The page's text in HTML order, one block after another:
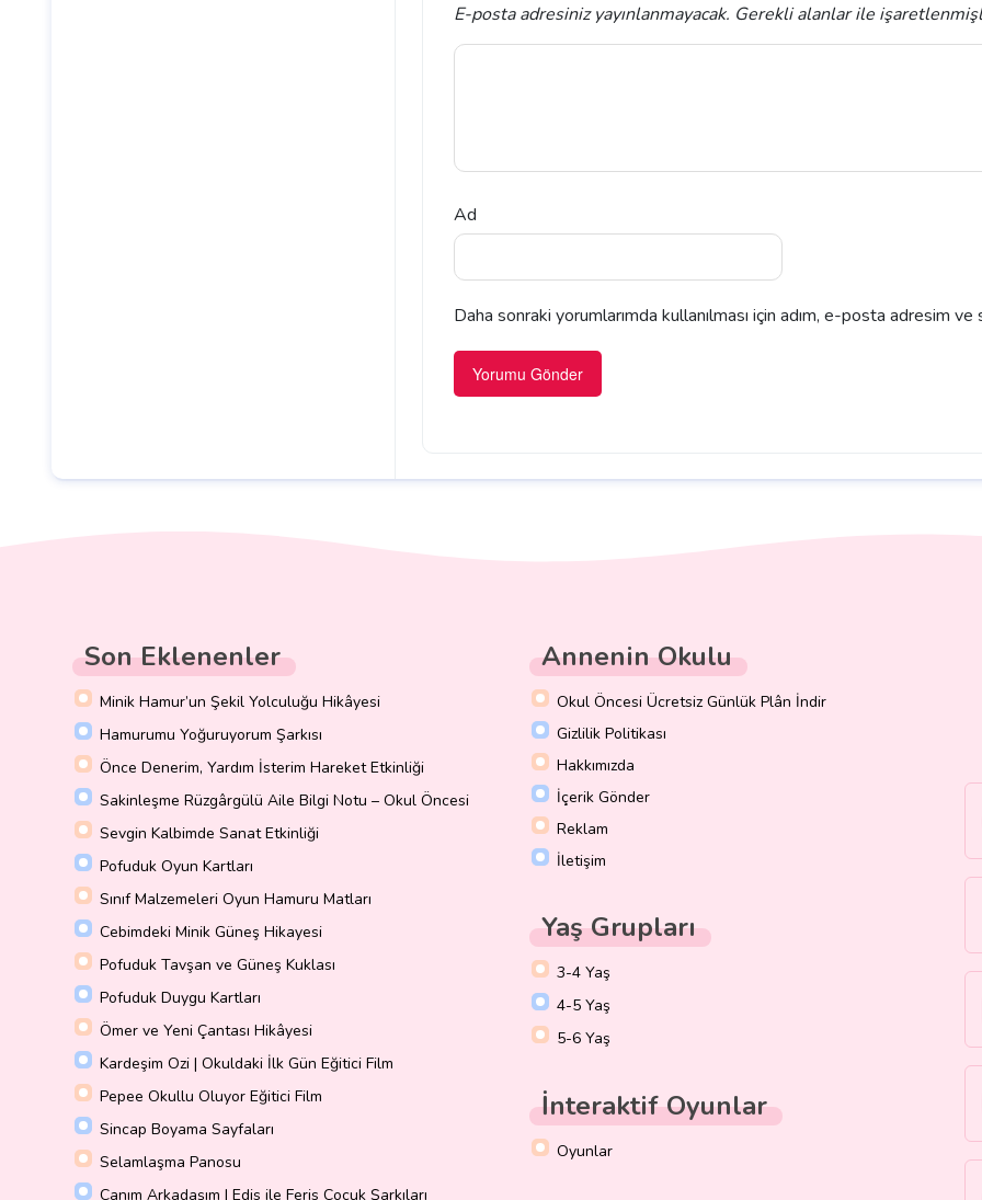
E-posta adresiniz yayınlanmayacak. Gerekli alanlarile
Ad
Daha sonraki yorumlarımda kullanılması için adım, e-posta adresim
Son Eklenenler
Minik Hamur’un Şekil Yolculuğu Hikâyesi
Hamurumu Yoğuruyorum Şarkısı
Önce Denerim, Yardım İsterim Hareket Etkinliği
Sakinleşme Rüzgârgülü Aile Bilgi Notu – Okul Öncesi
Sevgin Kalbimde Sanat Etkinliği
Pofuduk Oyun Kartları
Sınıf Malzemeleri Oyun Hamuru Matları
Cebimdeki Minik Güneş Hikayesi
Pofuduk Tavşan ve Güneş Kuklası
Pofuduk Duygu Kartları
Ömer ve Yeni Çantası Hikâyesi
Kardeşim Ozi | Okuldaki İlk Gün Eğitici Film
Pepee Okullu Oluyor Eğitici Film
Sincap Boyama Sayfaları
Selamlaşma Panosu
Canım Arkadaşım | Edis ile Feris Çocuk Şarkıları
Annenin Okulu
Okul Öncesi Ücretsiz Günlük Plân İndir
Gizlilik Politikası
Hakkımızda
İçerik Gönder
Reklam
İletişim
Yaş Grupları
3-4 Yaş
4-5 Yaş
5-6 Yaş
İnteraktif Oyunlar
Oyunlar